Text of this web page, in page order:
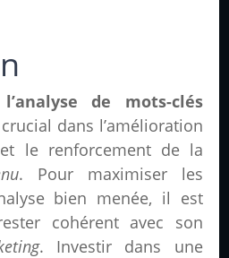
de mots-clés
dans l’amélioration
le renforcement de la
. Pour maximiser les
bien menée, il est
cohérent avec son
. Investir dans une